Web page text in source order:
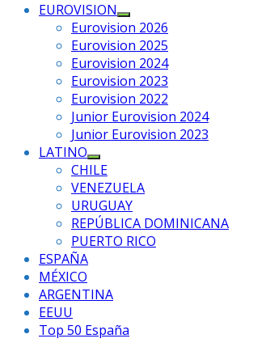
EUROVISION
Mostrar
el
submenú
Eurovision 2026
Eurovision 2025
Eurovision 2024
Eurovision 2023
Eurovision 2022
Junior Eurovision 2024
Junior Eurovision 2023
LATINO
Mostrar
el
submenú
CHILE
VENEZUELA
URUGUAY
REPÚBLICA DOMINICANA
PUERTO RICO
ESPAÑA
MÉXICO
ARGENTINA
EEUU
Top 50 España